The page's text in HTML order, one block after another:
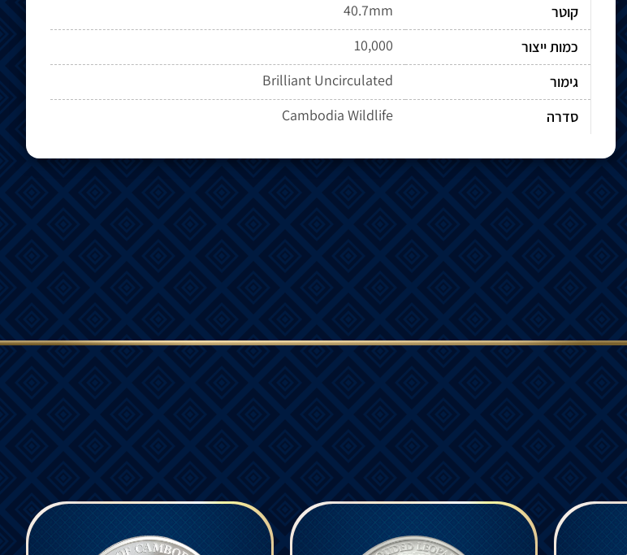
קוטר
40.7mm
כמות ייצור
10,000
גימור
Brilliant Uncirculated
סדרה
Cambodia Wildlife